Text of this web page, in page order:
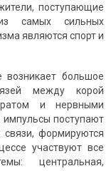
поступаю­щие
самых сильных
являются спорт и
возникает большое
между корой
и нервными
поступают
формируются
участвуют все
центральная,